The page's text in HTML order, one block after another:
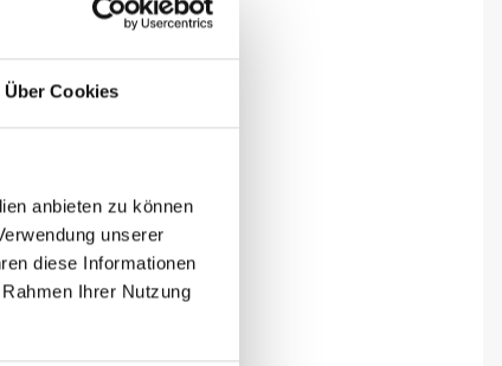
Über Cookies
anbieten zu können
unserer
diese Informationen
Ihrer Nutzung